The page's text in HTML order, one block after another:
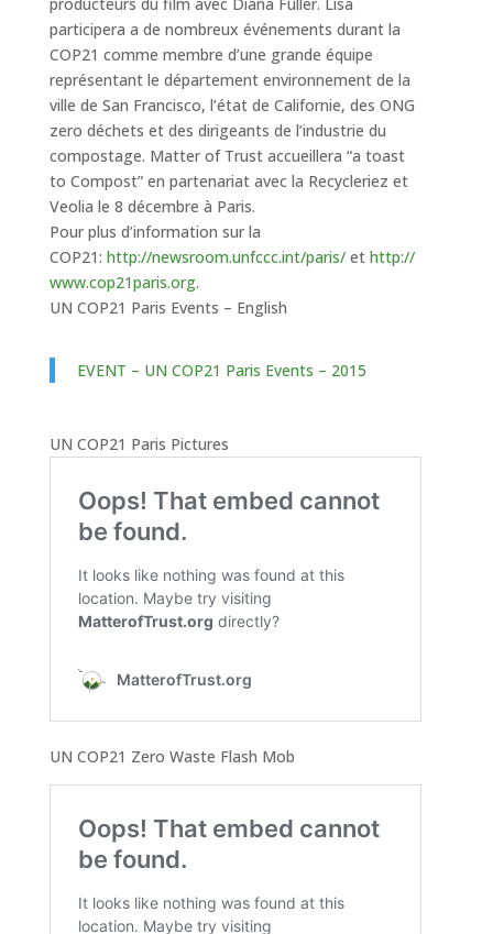
participera a de nombreux événements durant la
COP21 comme membre d’une grande équipe
représentant le département environnement de la
ville de San Francisco, l’état de Californie, des ONG
zero déchets et des dirigeants de l’industrie du
compostage. Matter of Trust accueillera “a toast
to Compost” en partenariat avec la Recycleriez et
Veolia le 8 décembre à Paris.
Pour plus d’information sur la
COP21: http://newsroom.unfccc.int/paris/et http://
www.cop21paris.org.
UN COP21 Paris Events – English
EVENT – UN COP21 Paris Events – 2015
UN COP21 Paris Pictures
UN COP21 Zero Waste Flash Mob